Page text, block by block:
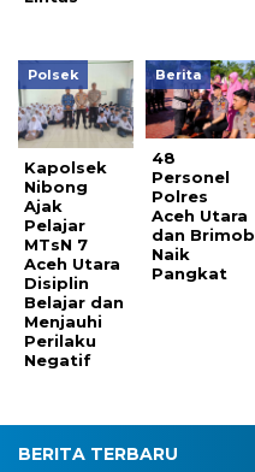
Polsek
Kapolsek
Nibong
Ajak
Pelajar
MTsN 7
Aceh Utara
Disiplin
Belajar dan
Menjauhi
Perilaku
Negatif
Berita
48
Personel
Polres
Aceh Utara
dan Brimob
Naik
Pangkat
BERITA TERBARU